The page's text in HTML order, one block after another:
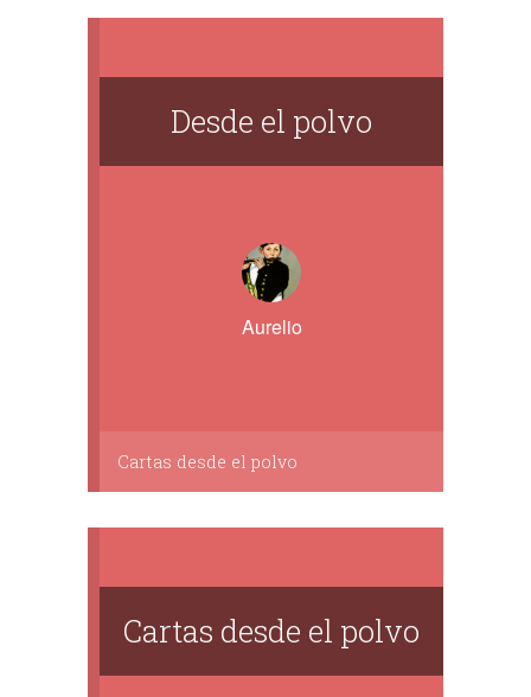
Desde el polvo
Aurelio
Cartas desde el polvo
Cartas desde el polvo